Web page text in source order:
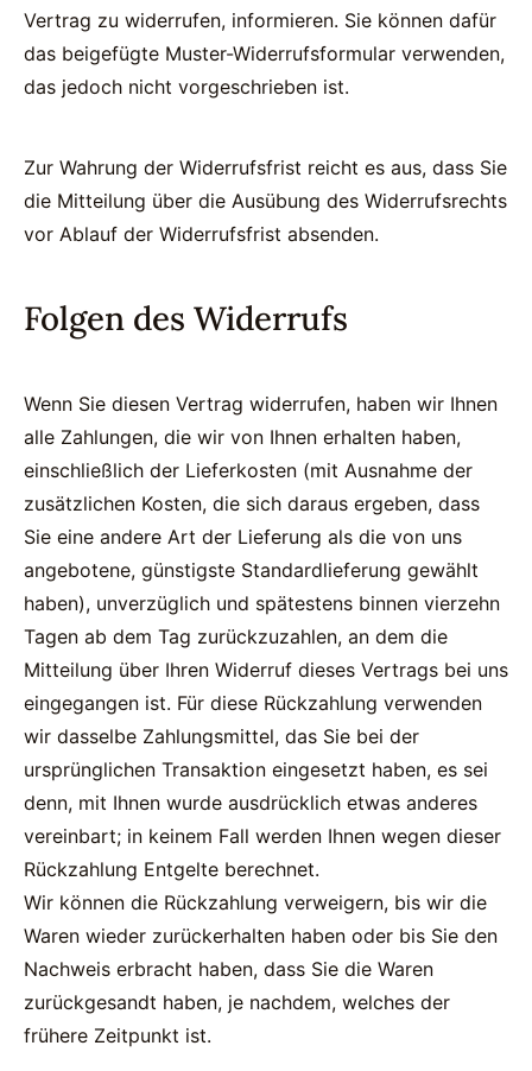
Vertrag zu widerrufen, informieren. Sie können dafür
das beigefügte Muster-Widerrufsformular verwenden,
das jedoch nicht vorgeschrieben ist.
Zur Wahrung der Widerrufsfrist reicht es aus, dass Sie
die Mitteilung über die Ausübung des Widerrufsrechts
vor Ablauf der Widerrufsfrist absenden.
Folgen des Widerrufs
Wenn Sie diesen Vertrag widerrufen, haben wir Ihnen
alle Zahlungen, die wir von Ihnen erhalten haben,
einschließlich der Lieferkosten (mit Ausnahme der
zusätzlichen Kosten, die sich daraus ergeben, dass
Sie eine andere Art der Lieferung als die von uns
angebotene, günstigste Standardlieferung gewählt
haben), unverzüglich und spätestens binnen vierzehn
Tagen ab dem Tag zurückzuzahlen, an dem die
Mitteilung über Ihren Widerruf dieses Vertrags bei uns
eingegangen ist. Für diese Rückzahlung verwenden
wir dasselbe Zahlungsmittel, das Sie bei der
ursprünglichen Transaktion eingesetzt haben, es sei
denn, mit Ihnen wurde ausdrücklich etwas anderes
vereinbart; in keinem Fall werden Ihnen wegen dieser
Rückzahlung Entgelte berechnet.
Wir können die Rückzahlung verweigern, bis wir die
Waren wieder zurückerhalten haben oder bis Sie den
Nachweis erbracht haben, dass Sie die Waren
zurückgesandt haben, je nachdem, welches der
frühere Zeitpunkt ist.